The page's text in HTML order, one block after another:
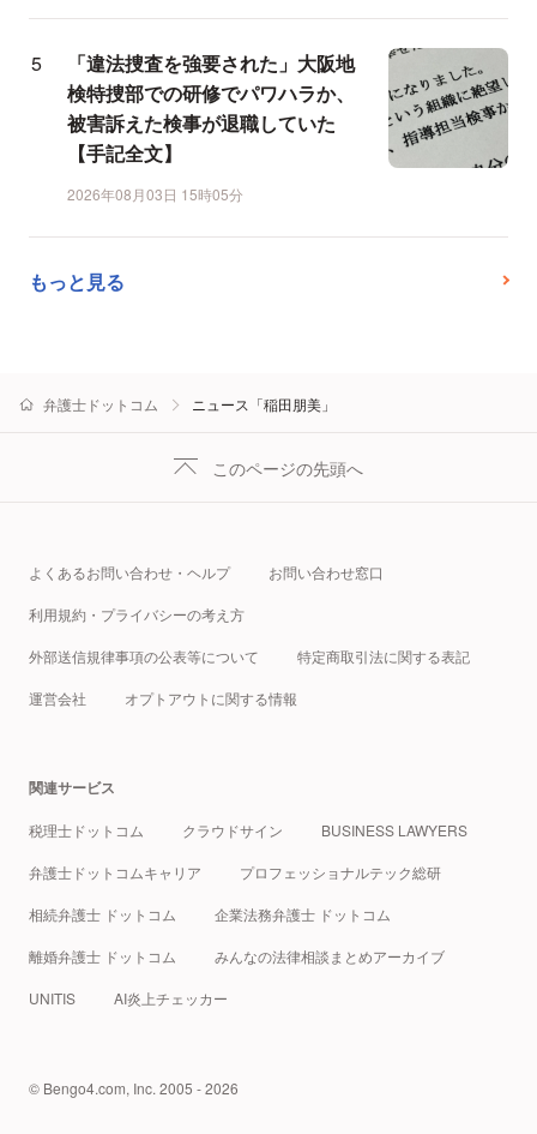
「違法捜査を強要された」大阪地
検特捜部での研修でパワハラか、
被害訴えた検事が退職していた
【手記全文】
2026年08月03日 15時05分
もっと見る
弁護士ドットコム ニュース「稲田朋美」
このページの先頭へ
よくあるお問い合わせ・ヘルプ お問い合わせ窓口
利用規約・プライバシーの考え方
外部送信規律事項の公表等について 特定商取引法に関する表記
運営会社 オプトアウトに関する情報
関連サービス
税理士ドットコム クラウドサイン BUSINESS LAWYERS
弁護士ドットコムキャリア プロフェッショナルテック総研
相続弁護士 ドットコム 企業法務弁護士 ドットコム
離婚弁護士 ドットコム みんなの法律相談まとめアーカイブ
UNITIS AI炎上チェッカー
© Bengo4.com, Inc. 2005 - 2026